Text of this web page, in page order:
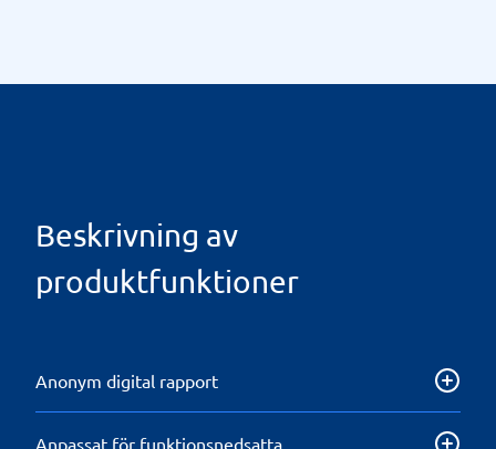
Beskrivning av
produktfunktioner
Anonym digital rapport
Anpassat för funktionsnedsatta